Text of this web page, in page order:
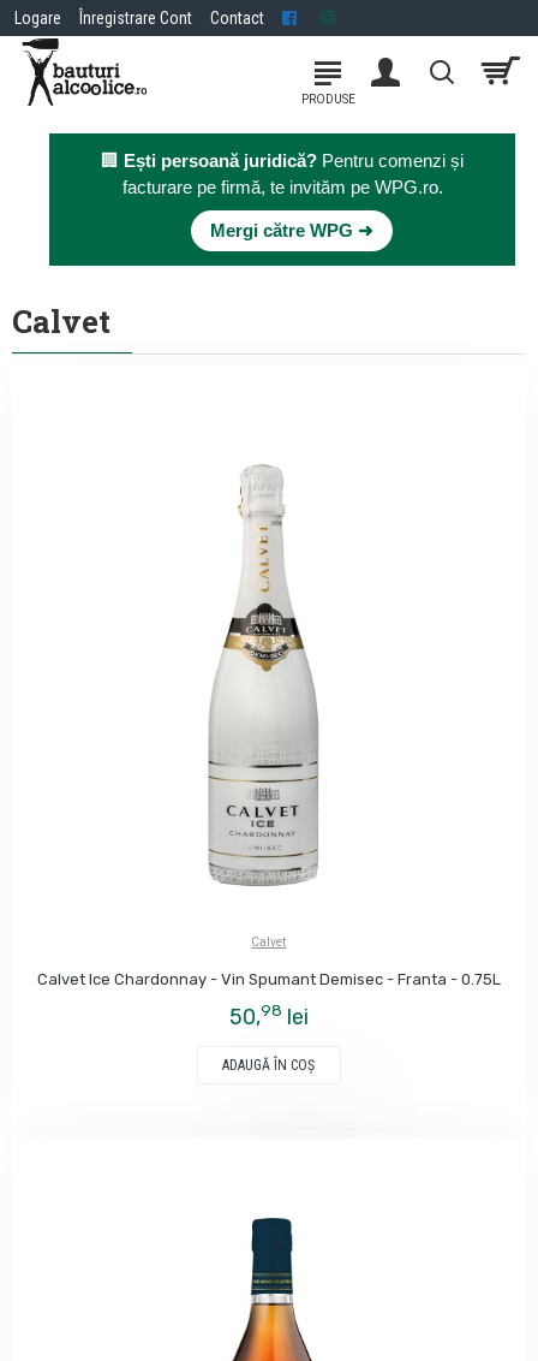
Logare Înregistrare Cont Contact
🏢 Ești persoană juridică? Pentru comenzi și
facturare pe firmă, te invităm pe WPG.ro.
Mergi către WPG ➜
Calvet
Calvet
Calvet Ice Chardonnay - Vin Spumant Demisec - Franta - 0.75L
50,98 lei
ADAUGĂ ÎN COŞ